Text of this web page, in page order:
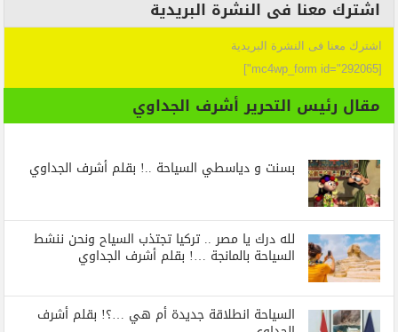
اشترك معنا فى النشرة البريدية
اشترك معنا فى النشرة البريدية
[mc4wp_form id="292065"]
مقال رئيس التحرير أشرف الجداوي
بسنت و دياسطي السياحة ..! بقلم أشرف الجداوي
لله درك يا مصر .. تركيا تجتذب السياح ونحن ننشط
السياحة بالمانجة …! بقلم أشرف الجداوي
السياحة انطلاقة جديدة أم هي …؟! بقلم أشرف